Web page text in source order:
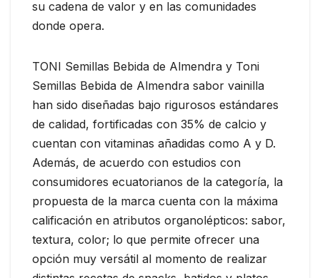
su cadena de valor y en las comunidades
donde opera.
TONI Semillas Bebida de Almendra y Toni
Semillas Bebida de Almendra sabor vainilla
han sido diseñadas bajo rigurosos estándares
de calidad, fortificadas con 35% de calcio y
cuentan con vitaminas añadidas como A y D.
Además, de acuerdo con estudios con
consumidores ecuatorianos de la categoría, la
propuesta de la marca cuenta con la máxima
calificación en atributos organolépticos: sabor,
textura, color; lo que permite ofrecer una
opción muy versátil al momento de realizar